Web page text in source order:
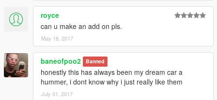
royce
can u make an add on pls.
May 18, 2017
baneofpoo2 Banned
honestly this has always been my dream car a
hummer, i dont know why i just really like them
July 01, 2017